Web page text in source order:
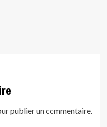
publier un commentaire.